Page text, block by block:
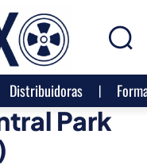
Distribuidoras
Park